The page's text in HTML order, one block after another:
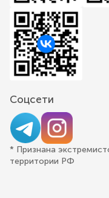
Соцсети
* Признана
территории РФ